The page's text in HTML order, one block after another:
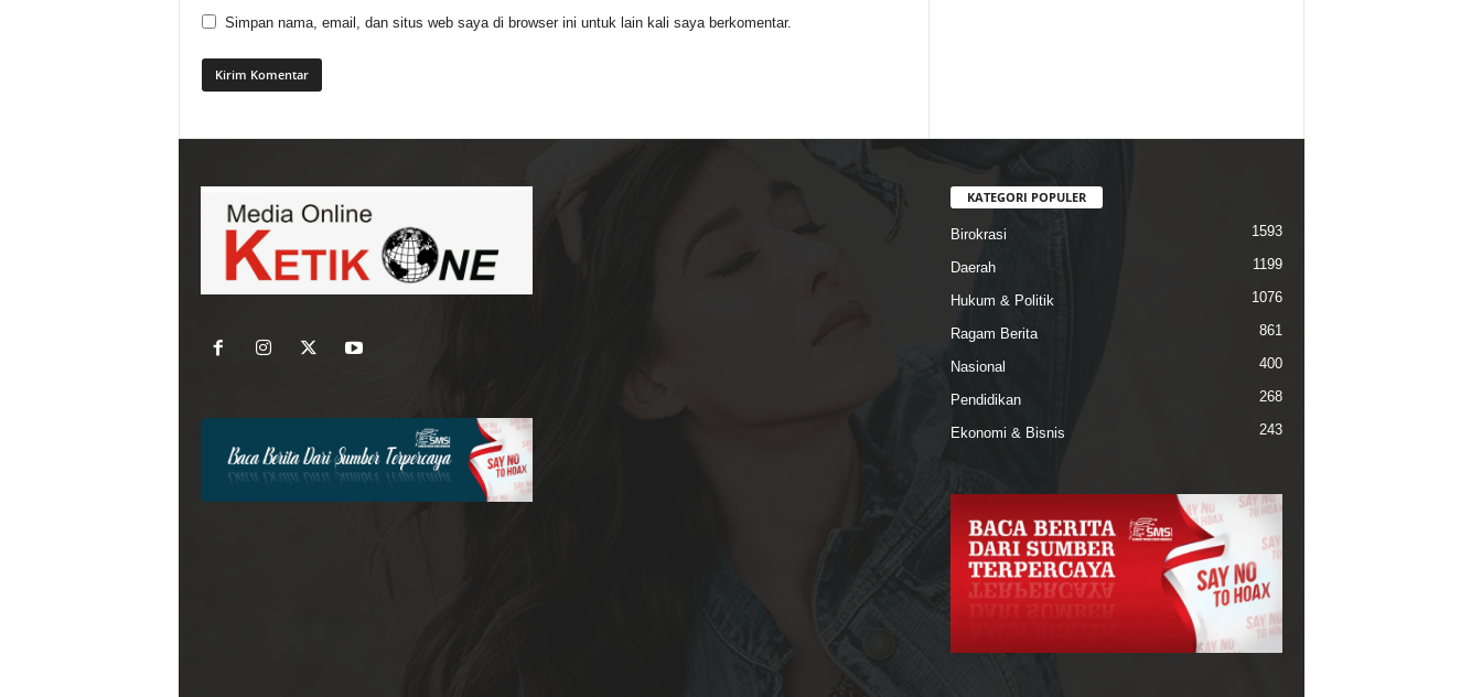
Simpan nama, email, dan situs web saya di browser ini untuk lain kali saya berkomentar.
KATEGORI POPULER
Birokrasi 1593
Daerah 1199
Hukum & Politik 1076
Ragam Berita 861
Nasional 400
Pendidikan 268
Ekonomi & Bisnis 243